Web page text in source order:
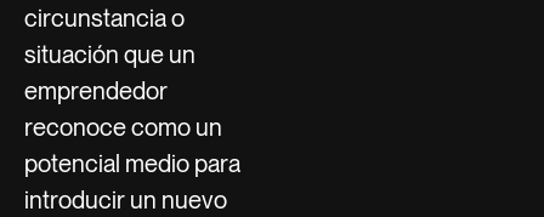
circunstancia o
situación que un
emprendedor
reconoce como un
potencial medio para
introducir un nuevo